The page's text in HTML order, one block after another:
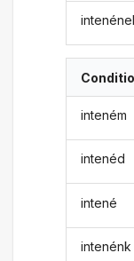
inteném
intenéd
intené
intenénk